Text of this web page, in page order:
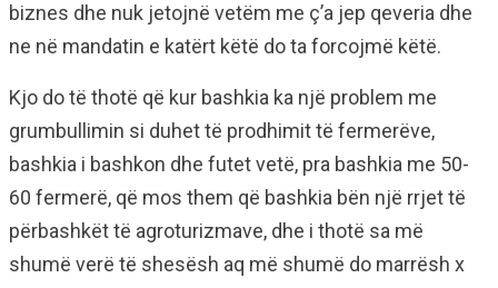
biznes dhe nuk jetojnë vetëm me ç’a jep qeveria dhe
ne në mandatin e katërt këtë do ta forcojmë këtë.
Kjo do të thotë që kur bashkia ka një problem me
grumbullimin si duhet të prodhimit të fermerëve,
bashkia i bashkon dhe futet vetë, pra bashkia me 50-
60 fermerë, që mos them që bashkia bën një rrjet të
përbashkët të agroturizmave, dhe i thotë sa më
shumë verë të shesësh aq më shumë do marrësh x